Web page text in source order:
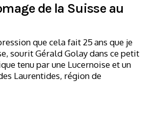
de la Suisse au
que cela fait 25 ans que je
sourit Gérald Golay dans ce petit
tenu par une Lucernoise et un
Laurentides, région de